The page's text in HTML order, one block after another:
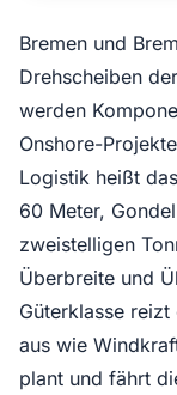
Bremen und
Drehscheiben
werden
Onshore-
Logistik heißt
60 Meter,
zweistelligen
Überbreite und
Güterklasse
aus wie
plant und fährt